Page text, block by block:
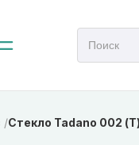
/Стекло Tadano 002 (Т)